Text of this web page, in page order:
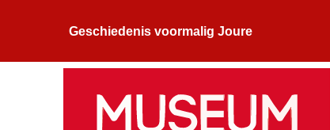
Geschiedenis voormalig Joure